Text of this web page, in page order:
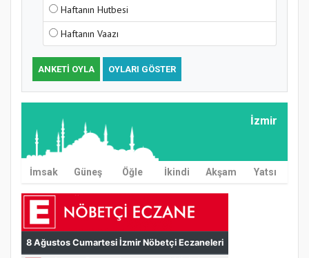
Haftanın Hutbesi
Haftanın Vaazı
ANKETI OYLA OYLARI GÖSTER
İzmir
İmsak Güneş Öğle İkindi Akşam Yatsı